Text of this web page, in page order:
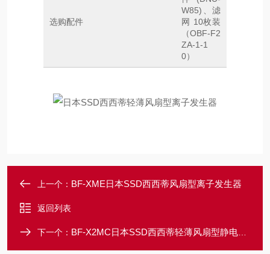
选购配件
W85)、滤
网 10枚装
（OBF-F2
ZA-1-1
0）
上一个： BF-XME日本SSD西西蒂风扇型离子发生器
返回列表
下一个： BF-X2MC日本SSD西西蒂轻薄风扇型静电消除装置